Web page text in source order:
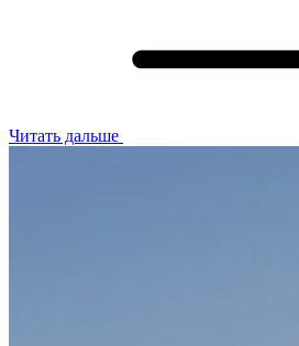
Читать дальше